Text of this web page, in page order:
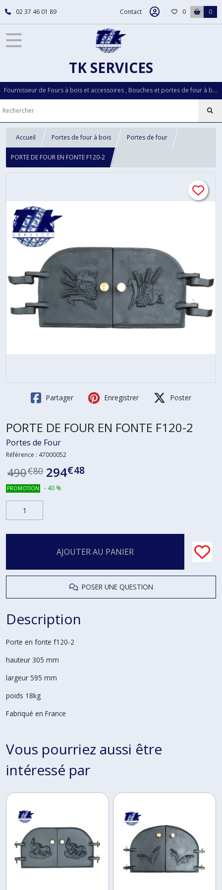
02 37 46 01 89 Contact 0 0
TK SERVICES
Fournisseur de Fours à bois et accessoires , Bouches et portes de four à bois...Pièces détachées LOISELET depuis plus de 30 ans
Accueil Portes de four à bois Portes de four
PORTE DE FOUR EN FONTE F120-2
Partager Enregistrer Poster
PORTE DE FOUR EN FONTE F120-2
Portes de Four
Référence : 47000052
490€80 294€48
PROMOTION - 40 %
AJOUTER AU PANIER
POSER UNE QUESTION
Description
Porte en fonte f120-2
hauteur 305 mm
largeur 595 mm
poids 18kg
Fabriqué en France
Vous pourriez aussi être
intéressé par